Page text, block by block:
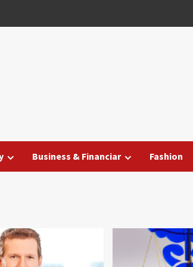
Business & Financiar Fashion